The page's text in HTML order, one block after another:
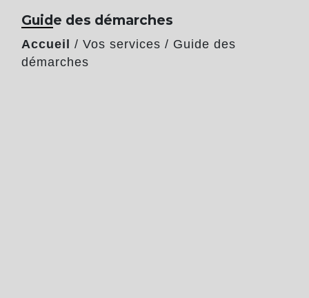
Guide des démarches
Accueil / Vos services / Guide des
démarches